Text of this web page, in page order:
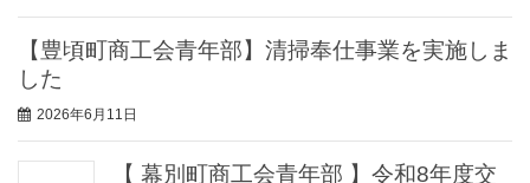
【豊頃町商工会青年部】清掃奉仕事業を実施しま
した
2026年6月11日
【 幕別町商工会青年部 】令和8年度交